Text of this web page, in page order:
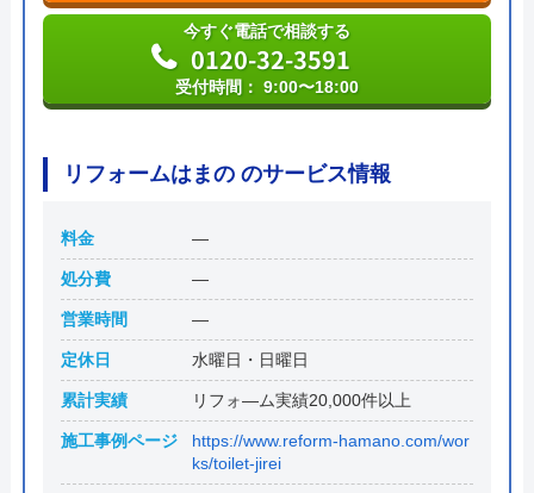
今すぐ電話で相談する
0120-32-3591
受付時間： 9:00〜18:00
リフォームはまの のサービス情報
料金 ―
処分費 ―
営業時間 ―
定休日 水曜日・日曜日
累計実績 リフォ―ム実績20,000件以上
施工事例ページ
https://www.reform-hamano.com/wor
ks/toilet-jirei